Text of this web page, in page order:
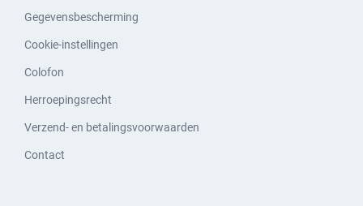
Gegevensbescherming
Cookie-instellingen
Colofon
Herroepingsrecht
Verzend- en betalingsvoorwaarden
Contact